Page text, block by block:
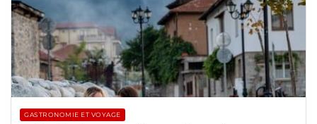
GASTRONOMIE ET VOYAGE